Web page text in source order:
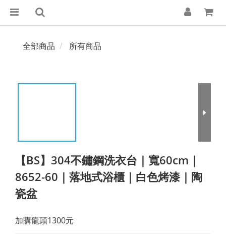
全部商品 所有商品
【BS】304不鏽鋼洗衣台｜寬60cm｜
8652-60｜落地式浴櫃｜白色烤漆｜陶
瓷盆
加購龍頭1300元